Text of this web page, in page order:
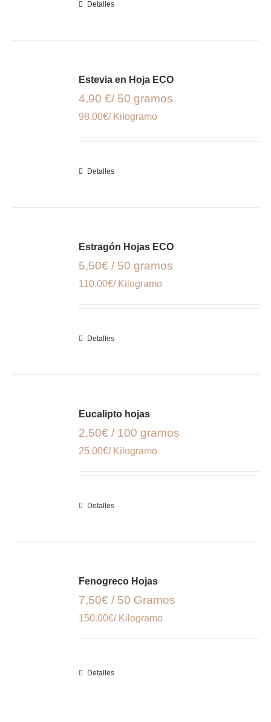
Detalles
Estevia en Hoja ECO
4,90 €/ 50 gramos
98.00€/ Kilogramo
Detalles
Estragón Hojas ECO
5,50€ / 50 gramos
110.00€/ Kilogramo
Detalles
Eucalipto hojas
2,50€ / 100 gramos
25.00€/ Kilogramo
Detalles
Fenogreco Hojas
7,50€ / 50 Gramos
150.00€/ Kilogramo
Detalles